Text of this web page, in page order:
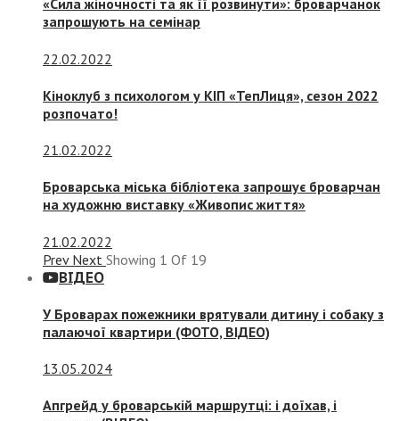
«Сила жіночності та як її розвинути»: броварчанок
запрошують на семінар
22.02.2022
Кіноклуб з психологом у КІП «ТепЛиця», сезон 2022
розпочато!
21.02.2022
Броварська міська бібліотека запрошує броварчан
на художню виставку «Живопис життя»
21.02.2022
Prev Next Showing 1 Of 19
ВІДЕО
У Броварах пожежники врятували дитину і собаку з
палаючої квартири (ФОТО, ВІДЕО)
13.05.2024
Апгрейд у броварській маршрутці: і доїхав, і